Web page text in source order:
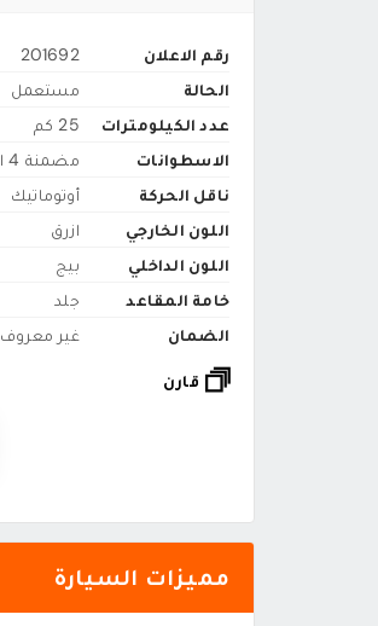
رقم الاعلان
201692
الحالة
مستعمل
عدد الكيلومترات
25 كم
الاسطوانات
مضمنة 4 اسطوانات
ناقل الحركة
أوتوماتيك
اللون الخارجي
ازرق
اللون الداخلي
بيج
خامة المقاعد
جلد
الضمان
غير معروف
قارن
مميزات السيارة